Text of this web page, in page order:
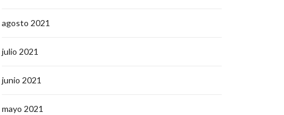
agosto 2021
julio 2021
junio 2021
mayo 2021